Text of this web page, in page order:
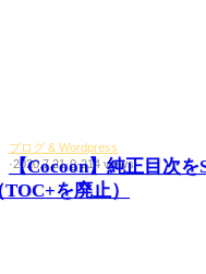
ブログ & Wordpress
·2020.7.21·0·214 views
【Cocoon】純正目次
TOC+を廃止）